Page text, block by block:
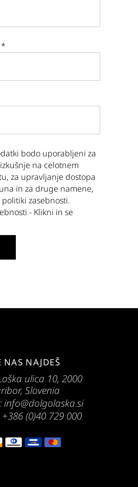
*
bodo uporabljeni za
na celotnem
za upravljanje dostopa
in za druge namene,
zasebnosti.
- Klikni in se
NAS NAJDEŠ
ulica 10, 2000
Slovenia
info@dolgolaska.si
+386 (0)40 729 000